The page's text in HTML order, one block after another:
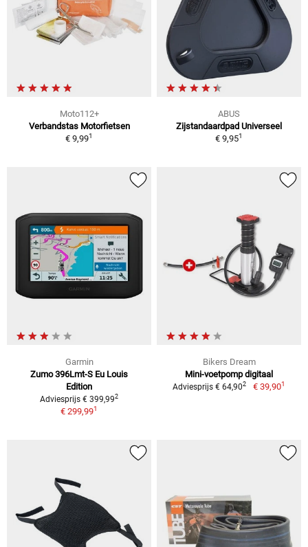
Moto112+
Verbandstas Motorfietsen
€ 9,991
ABUS
Zijstandaardpad Universeel
€ 9,951
Garmin
Zumo 396Lmt-S Eu Louis
Edition
Adviesprijs € 399,992
€ 299,991
Bikers Dream
Mini-voetpomp digitaal
Adviesprijs € 64,902 € 39,901